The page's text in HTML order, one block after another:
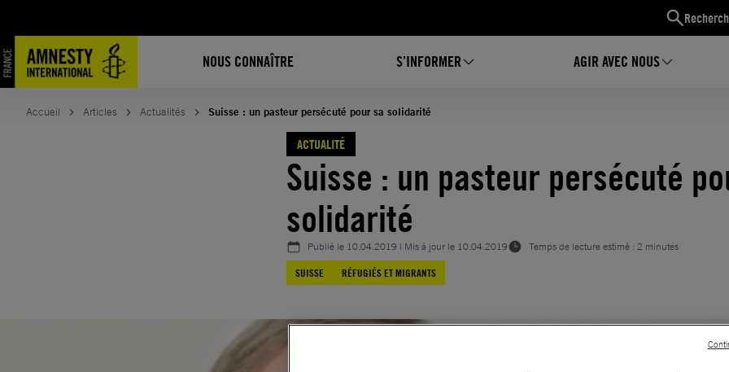
NOUS CONNAÎTRE S’INFORMER AGIR AVEC NOUS
contenu
Accueil Articles Actualités Suisse : un pasteur persécuté pour sa solidarité
ACTUALITÉ
Suisse : un pasteur persécuté
solidarité
Publié le 10.04.2019 | Mis à jour le 10.04.2019
Temps de lecture estimé : 2 minutes
SUISSE
RÉFUGIÉS ET MIGRANTS